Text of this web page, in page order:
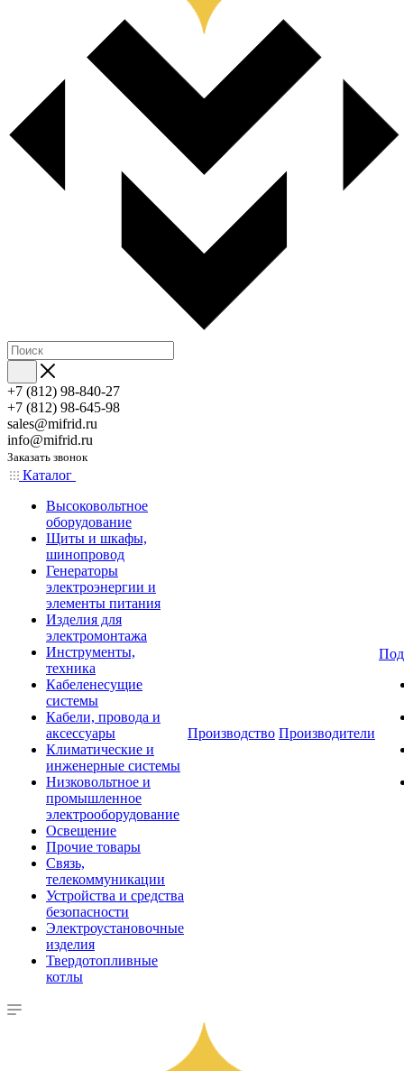
+7 (812) 98-840-27
+7 (812) 98-645-98
sales@mifrid.ru
info@mifrid.ru
Заказать звонок
Каталог
Высоковольтное
оборудование
Щиты и шкафы,
шинопровод
Генераторы
электроэнергии и
элементы питания
Изделия для
электромонтажа
Инструменты,
техника
Кабеленесущие
системы
Кабели, провода и
аксессуары
Климатические и
инженерные системы
Низковольтное и
промышленное
электрооборудование
Освещение
Прочие товары
Связь,
телекоммуникации
Устройства и средства
безопасности
Электроустановочные
изделия
Твердотопливные
котлы
Производство Производители